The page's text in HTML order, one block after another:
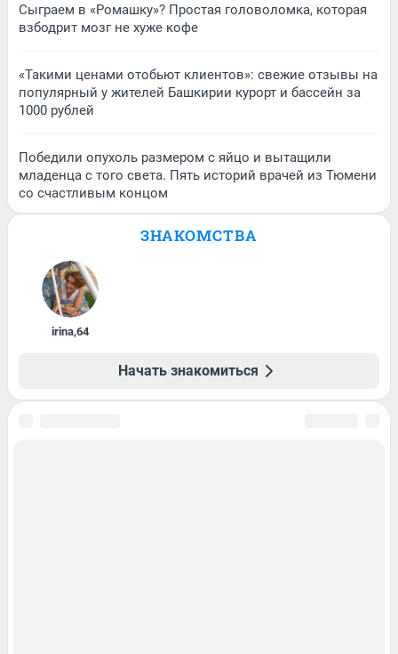
Сыграем в «Ромашку»? Простая головоломка, которая
взбодрит мозг не хуже кофе
«Такими ценами отобьют клиентов»: свежие отзывы на
популярный у жителей Башкирии курорт и бассейн за
1000 рублей
Победили опухоль размером с яйцо и вытащили
младенца с того света. Пять историй врачей из Тюмени
со счастливым концом
ЗНАКОМСТВА
irina,64
Начать знакомиться